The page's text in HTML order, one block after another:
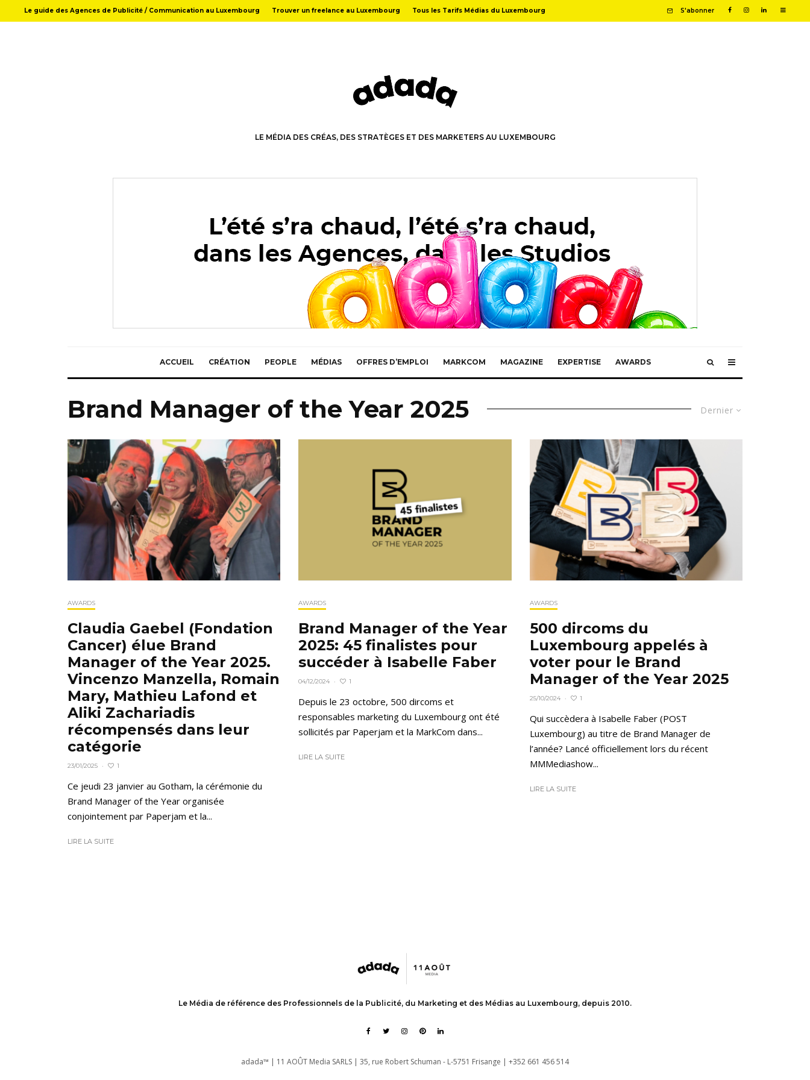
Le guide des Agences de Publicité / Communication au Luxembourg Trouver un freelance au Luxembourg Tous les Tarifs Médias du Luxembourg S'abonner
LE MÉDIA DES CRÉAS, DES STRATÈGES ET DES MARKETERS AU LUXEMBOURG
ACCUEIL CRÉATION PEOPLE MÉDIAS OFFRES D’EMPLOI MARKCOM MAGAZINE EXPERTISE AWARDS
Dernier
Brand Manager of the Year 2025
AWARDS
Claudia Gaebel (Fondation
Cancer) élue Brand
Manager of the Year 2025.
Vincenzo Manzella, Romain
Mary, Mathieu Lafond et
Aliki Zachariadis
récompensés dans leur
catégorie
23/01/2025 · 1
Ce jeudi 23 janvier au Gotham, la cérémonie du
Brand Manager of the Year organisée
conjointement par Paperjam et la...
LIRE LA SUITE
AWARDS
Brand Manager of the Year
2025: 45 finalistes pour
succéder à Isabelle Faber
04/12/2024 · 1
Depuis le 23 octobre, 500 dircoms et
responsables marketing du Luxembourg ont été
sollicités par Paperjam et la MarkCom dans...
LIRE LA SUITE
AWARDS
500 dircoms du
Luxembourg appelés à
voter pour le Brand
Manager of the Year 2025
25/10/2024 · 1
Qui succèdera à Isabelle Faber (POST
Luxembourg) au titre de Brand Manager de
l’année? Lancé officiellement lors du récent
MMMediashow...
LIRE LA SUITE
Le Média de référence des Professionnels de la Publicité, du Marketing et des Médias au Luxembourg, depuis 2010.
adada™ | 11 AOÛT Media SARLS | 35, rue Robert Schuman - L-5751 Frisange | +352 661 456 514